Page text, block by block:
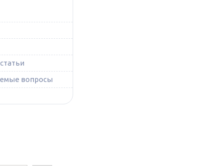
вопросы